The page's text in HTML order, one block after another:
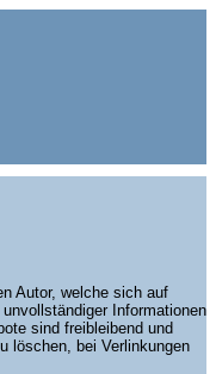
Autor, welche sich auf
Informationen
sind freibleibend und
löschen, bei Verlinkungen